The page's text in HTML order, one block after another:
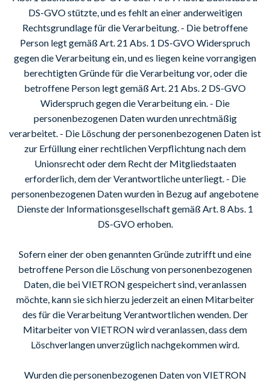
DS-GVO stützte, und es fehlt an einer anderweitigen
Rechtsgrundlage für die Verarbeitung. - Die betroffene
Person legt gemäß Art. 21 Abs. 1 DS-GVO Widerspruch
gegen die Verarbeitung ein, und es liegen keine vorrangigen
berechtigten Gründe für die Verarbeitung vor, oder die
betroffene Person legt gemäß Art. 21 Abs. 2 DS-GVO
Widerspruch gegen die Verarbeitung ein. - Die
personenbezogenen Daten wurden unrechtmäßig
verarbeitet. - Die Löschung der personenbezogenen Daten ist
zur Erfüllung einer rechtlichen Verpflichtung nach dem
Unionsrecht oder dem Recht der Mitgliedstaaten
erforderlich, dem der Verantwortliche unterliegt. - Die
personenbezogenen Daten wurden in Bezug auf angebotene
Dienste der Informationsgesellschaft gemäß Art. 8 Abs. 1
DS-GVO erhoben.
Sofern einer der oben genannten Gründe zutrifft und eine
betroffene Person die Löschung von personenbezogenen
Daten, die bei VIETRON gespeichert sind, veranlassen
möchte, kann sie sich hierzu jederzeit an einen Mitarbeiter
des für die Verarbeitung Verantwortlichen wenden. Der
Mitarbeiter von VIETRON wird veranlassen, dass dem
Löschverlangen unverzüglich nachgekommen wird.
Wurden die personenbezogenen Daten von VIETRON